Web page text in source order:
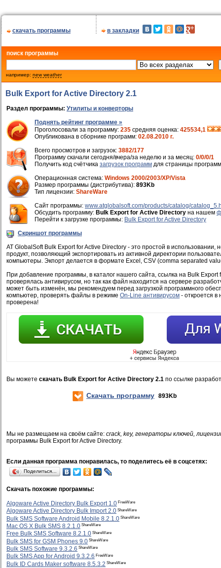
скачать программы в закладки
поиск программы
например: new weather
Bulk Export for Active Directory 2.1
Раздел программы: Утилиты и конверторы
Поднять рейтинг программе »
Проголосовали за программу: 235 средняя оценка: 425534,1
Опубликована в сборнике программ: 02.08.2010 г.
Всего просмотров и загрузок: 3882/177
Программу скачали сегодня/вчера/за неделю и за месяц: 0/0/0/1
Получить код счётчика загрузок программ для страницы
Операционная система: Windows 2000/2003/XP/Vista
Размер программы (дистрибутива): 893Kb
Тип лицензии: ShareWare
Cайт программы: www.atglobalsoft.com/products/catalog/
Обсудить программу: Bulk Export for Active Directory на нашем
Перейти к загрузке программы: Bulk Export for Active Directory
Скриншот программы
AT GlobalSoft Bulk Export for Active Directory - это простой в
продукт, позволяющий экспортировать из активной директории
компьютеры. Экпорт делается в формате Excel, CSV (comma separated
При добавление программы, в каталог нашего сайта, ссылка на Bulk Export
проверялась антивирусом, но так как файл находится на сервере
может быть изменён, мы рекомендуем перед загрузкой программного
компьютер, проверять файлы в режиме On-Line антивирусом - откроется в
проверена!
Вы можете скачать Bulk Export for Active Directory 2.1 по ссылке
Скачать программу 893Kb
Мы не размещаем на своём сайте: crack, key, генераторы ключей,
программы Bulk Export for Active Directory.
Если данная программа понравилась, то поделитесь её в соцсетях:
Поделиться…
Скачать похожие программы:
Algoware Active Directory Bulk Export 1.0 FreeWare
Algoware Active Directory Bulk Import 2.0 ShareWare
Bulk SMS Software Android Mobile 8.2.1.0 ShareWare
Mac OS X Bulk SMS 8.2.1.0 ShareWare
Free Bulk SMS Software 8.2.1.0 ShareWare
Bulk SMS for GSM Phones 9.0 ShareWare
Bulk SMS Software 9.3.2.6 ShareWare
Bulk SMS App for Android 9.3.2.6 FreeWare
Bulk ID Cards Maker software 8.5.3.2 ShareWare